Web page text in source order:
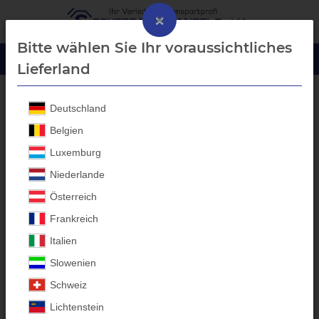
Eduard
EduardAluprofil-
Bordwanderhöhungen -
Anhänger Aufbauten
Individuelle Anfertigungen für
alle Anhänger-Marken
Entdecken Sie die Kategorie für hochwertige
Aufbauten bei Scherr Fachhandel GmbH. Unsere in Bayern
×
Bitte wählen Sie Ihr voraussichtliches
Lieferland
Deutschland
Belgien
Luxemburg
Niederlande
Österreich
Frankreich
Italien
Slowenien
Schweiz
Lichtenstein